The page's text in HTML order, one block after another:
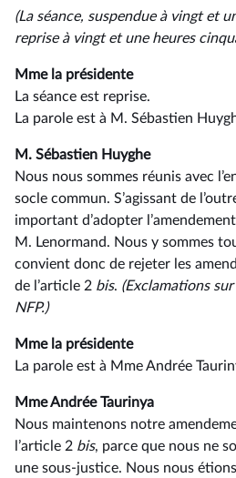
(La séance, suspendue à vingt et
reprise à vingt et une heures
Mme la présidente
La séance est reprise.
La parole est à M. Sébastien
M. Sébastien Huyghe
Nous nous sommes réunis avec
socle commun. S’agissant de
important d’adopter
M. Lenormand. Nous y sommes
convient donc de rejeter les
de l’article 2 bis. (Exclamations
NFP.)
Mme la présidente
La parole est à Mme Andrée
Mme Andrée Taurinya
Nous maintenons notre
l’article 2 bis, parce que nous ne
une sous-justice. Nous nous